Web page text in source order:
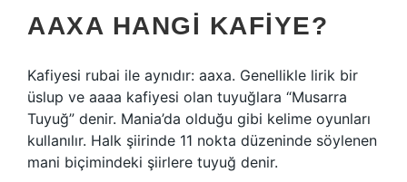
AAXA HANGI KAFIYE?
Kafiyesi rubai ile aynıdır: aaxa. Genellikle lirik bir
üslup ve aaaa kafiyesi olan tuyuğlara “Musarra
Tuyuğ” denir. Mania’da olduğu gibi kelime oyunları
kullanılır. Halk şiirinde 11 nokta düzeninde söylenen
mani biçimindeki şiirlere tuyuğ denir.